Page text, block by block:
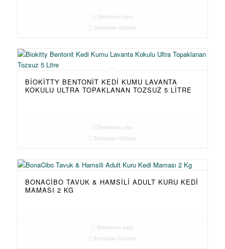
Devamını oku
Detayları Göster
BIOKITTY BENTONIT KEDI KUMU LAVANTA
KOKULU ULTRA TOPAKLANAN TOZSUZ 5 LITRE
Devamını oku
Detayları Göster
BONACIBO TAVUK & HAMSILI ADULT KURU KEDI
MAMASI 2 KG
Devamını oku
Detayları Göster